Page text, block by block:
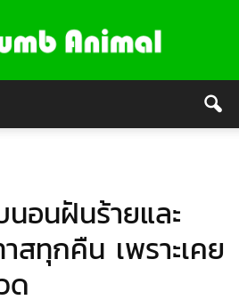
นอนฝันร้ายและ
สทุกคืน เพราะเคย
ด